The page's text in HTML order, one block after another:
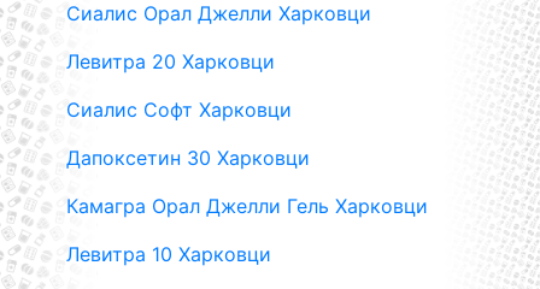
Сиалис Орал Джелли Харковци
Левитра 20 Харковци
Сиалис Софт Харковци
Дапоксетин 30 Харковци
Камагра Орал Джелли Гель Харковци
Левитра 10 Харковци